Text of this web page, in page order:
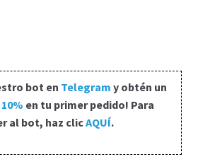
bot en Telegram y obtén un
10% en tu primer pedido! Para
al bot, haz clicAQUÍ.